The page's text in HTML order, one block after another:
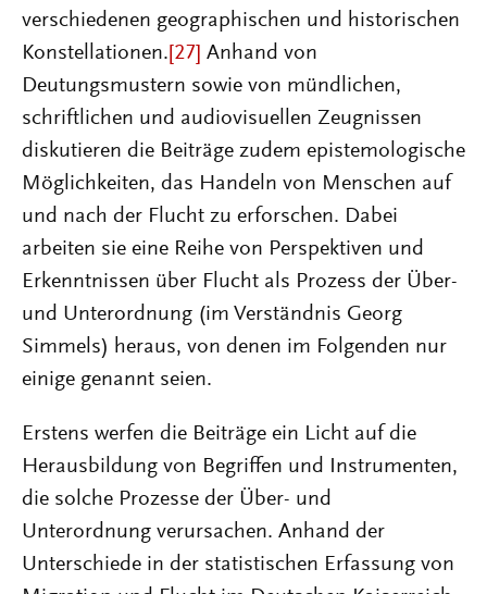
verschiedenen geographischen und historischen
Konstellationen. [27] Anhand von
Deutungsmustern sowie von mündlichen,
schriftlichen und audiovisuellen Zeugnissen
diskutieren die Beiträge zudem epistemologische
Möglichkeiten, das Handeln von Menschen auf
und nach der Flucht zu erforschen. Dabei
arbeiten sie eine Reihe von Perspektiven und
Erkenntnissen über Flucht als Prozess der Über-
und Unterordnung (im Verständnis Georg
Simmels) heraus, von denen im Folgenden nur
einige genannt seien.
Erstens werfen die Beiträge ein Licht auf die
Herausbildung von Begriffen und Instrumenten,
die solche Prozesse der Über- und
Unterordnung verursachen. Anhand der
Unterschiede in der statistischen Erfassung von